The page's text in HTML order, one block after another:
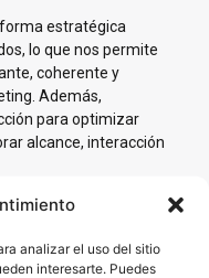
analizar el uso del sitio
interesarte. Puedes
estratégica
lo que nos permite
coherente y
Además,
para optimizar
alcance, interacción